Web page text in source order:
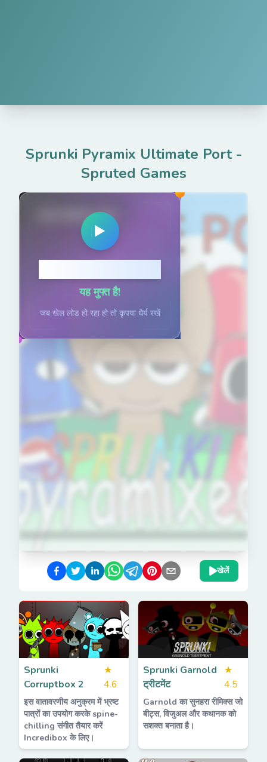
Sprunki Pyramix Ultimate Port-
Spruted Games
spruted.com
▶
यह मुफ्त है!
जब खेल लोड हो रहा हो तो कृपया धैर्य रखें
खेलें
Sprunki
Corruptbox 2
★
4.6
इस वातावरणीय अनुक्रम में भ्रष्ट
पात्रों का उपयोग करके spine-
chilling संगीत तैयार करें
Incredibox के लिए।
Sprunki Garnold
ट्रीटमेंट
★
4.5
Garnold का सुनहरा रीमिक्स जो
बीट्स, विजुअल और कथानक को
सशक्त बनाता है।